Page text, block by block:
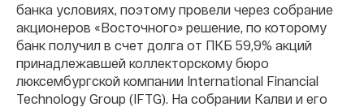
банка условиях, поэтому провели через собрание
акционеров «Восточного» решение, по которому
банк получил в счет долга от ПКБ 59,9% акций
принадлежавшей коллекторскому бюро
люксембургской компании International Financial
Technology Group (IFTG). На собрании Калви и его